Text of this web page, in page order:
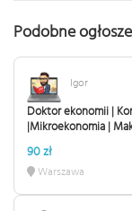
Podobne
Igor
Doktor ekonomii |
|Mikroekonomia |
90 zł
Warszawa